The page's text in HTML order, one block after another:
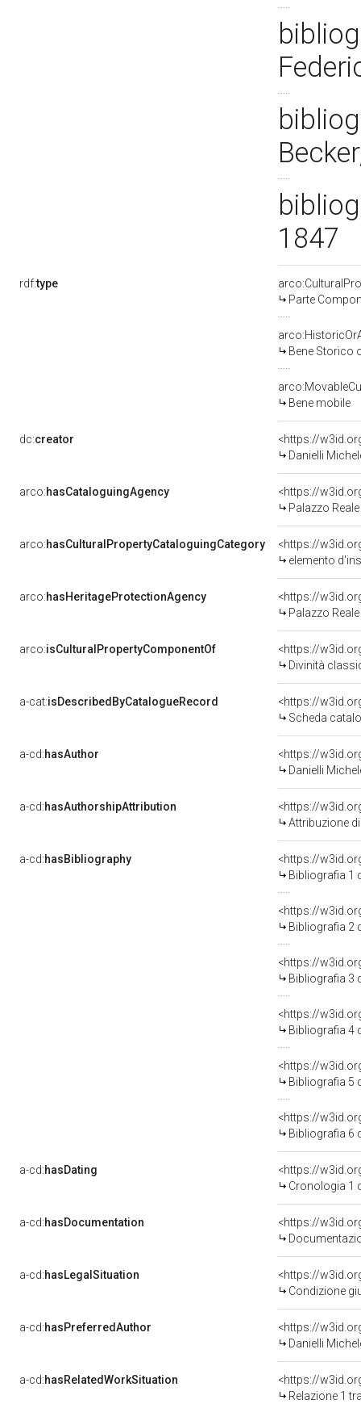
1847
rdf:type
Parte
Bene Storico
Bene mobile
dc:creator
<https://
Danielli
arco:hasCataloguingAgency
<https://
Palazzo
arco:hasCulturalPropertyCataloguingCategory
<https://
elemento
arco:hasHeritageProtectionAgency
<https://
Palazzo
arco:isCulturalPropertyComponentOf
<https://
Divinità
a-cat:isDescribedByCatalogueRecord
<https://
Scheda
a-cd:hasAuthor
<https://
Danielli
a-cd:hasAuthorshipAttribution
<https://
Attribuzione
a-cd:hasBibliography
<https://
Bibliografia 1
<https://
Bibliografia 2
<https://
Bibliografia 3
<https://
Bibliografia 4
<https://
Bibliografia 5
<https://
Bibliografia 6
a-cd:hasDating
<https://
Cronologia 1
a-cd:hasDocumentation
a-cd:hasLegalSituation
<https://
Condizione
a-cd:hasPreferredAuthor
<https://
Danielli
a-cd:hasRelatedWorkSituation
Relazione 1